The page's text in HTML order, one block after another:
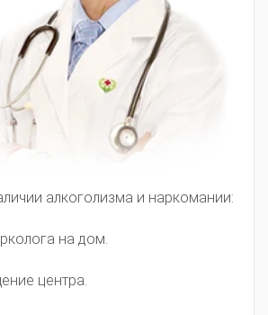
алкоголизма и наркомании:
на дом.
центра.